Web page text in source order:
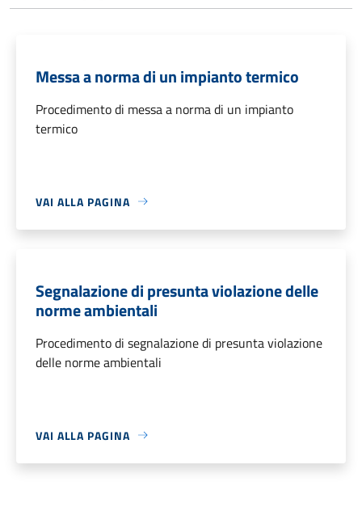
Messa a norma di un impianto termico
Procedimento di messa a norma di un impianto
termico
VAI ALLA PAGINA
Segnalazione di presunta violazione delle
norme ambientali
Procedimento di segnalazione di presunta violazione
delle norme ambientali
VAI ALLA PAGINA